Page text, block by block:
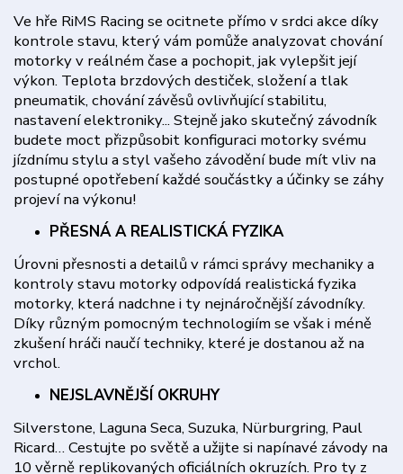
Ve hře RiMS Racing se ocitnete přímo v srdci akce díky
kontrole stavu, který vám pomůže analyzovat chování
motorky v reálném čase a pochopit, jak vylepšit její
výkon. Teplota brzdových destiček, složení a tlak
pneumatik, chování závěsů ovlivňující stabilitu,
nastavení elektroniky... Stejně jako skutečný závodník
budete moct přizpůsobit konfiguraci motorky svému
jízdnímu stylu a styl vašeho závodění bude mít vliv na
postupné opotřebení každé součástky a účinky se záhy
projeví na výkonu!
PŘESNÁ A REALISTICKÁ FYZIKA
Úrovni přesnosti a detailů v rámci správy mechaniky a
kontroly stavu motorky odpovídá realistická fyzika
motorky, která nadchne i ty nejnáročnější závodníky.
Díky různým pomocným technologiím se však i méně
zkušení hráči naučí techniky, které je dostanou až na
vrchol.
NEJSLAVNĚJŠÍ OKRUHY
Silverstone, Laguna Seca, Suzuka, Nürburgring, Paul
Ricard… Cestujte po světě a užijte si napínavé závody na
10 věrně replikovaných oficiálních okruzích. Pro ty z